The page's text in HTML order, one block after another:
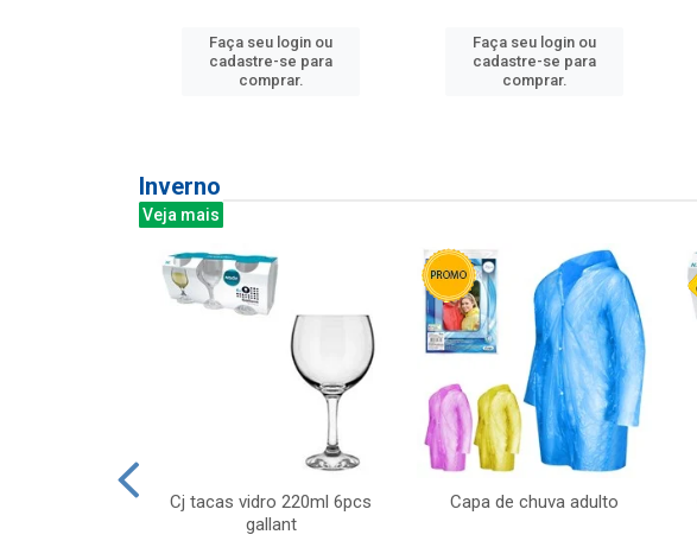
Faça seu login ou
cadastre-se para
comprar.
Faça seu login ou
cadastre-se para
comprar.
Inverno
Veja mais
Cj tacas vidro 220ml 6pcs
gallant
Capa de chuva adulto